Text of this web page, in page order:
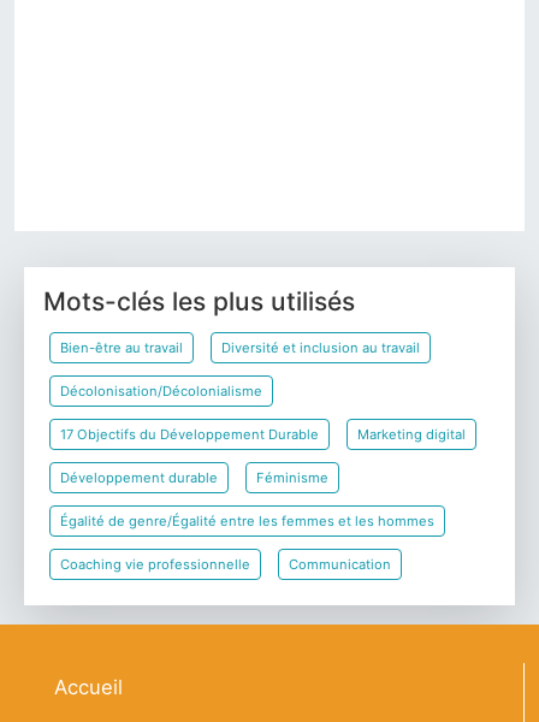
Mots-clés les plus utilisés
Bien-être au travail Diversité et inclusion au travail
Décolonisation/Décolonialisme
17 Objectifs du Développement Durable Marketing digital
Développement durable Féminisme
Égalité de genre/Égalité entre les femmes et les hommes
Coaching vie professionnelle Communication
Navigation principale
Accueil